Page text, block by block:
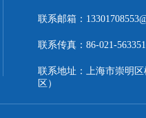
联系邮箱：
联系传真：86-021-
联系地址：上海市崇明
区）